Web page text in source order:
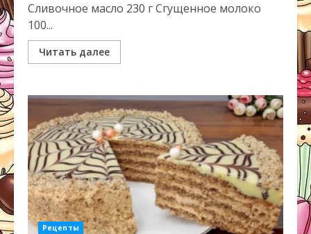
Сливочное масло 230 г Сгущенное молоко
100...
Читать далее
Рецепты